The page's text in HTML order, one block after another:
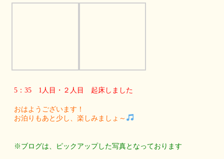
5：35 1人目・２人目 起床しました
おはようございます！
お泊りもあと少し、楽しみましょ～
※ブログは、ピックアップした写真となっております